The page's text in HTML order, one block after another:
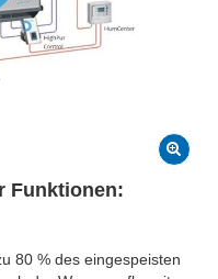
Funktionen:
80 % des eingespeisten